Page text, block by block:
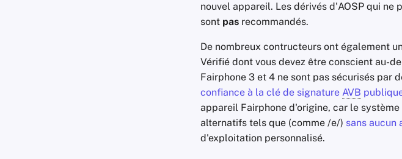
nouvel appareil. Les dérivés d'AOSP qui ne
sont pas recommandés.
De nombreux contructeurs ont également
Vérifié dont vous devez être conscient au-
Fairphone 3 et 4 ne sont pas sécurisés par
confiance à la clé de signature AVB
appareil Fairphone d'origine, car le
alternatifs tels que (comme /e/) sans aucun
d'exploitation personnalisé.